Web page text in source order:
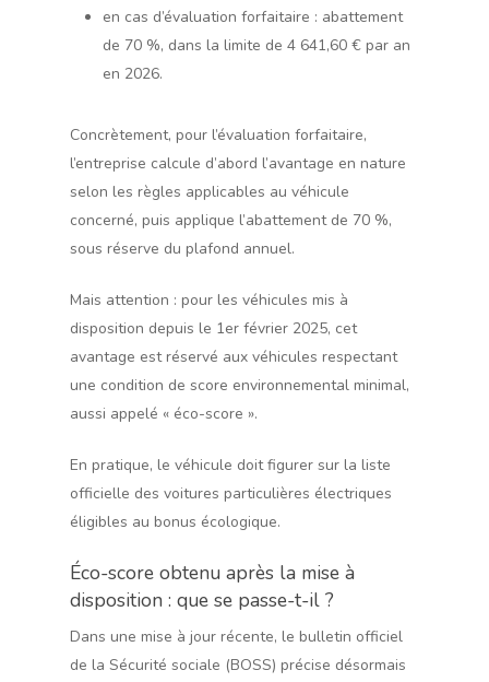
en cas d’évaluation forfaitaire : abattement
de 70 %, dans la limite de 4 641,60 € par an
en 2026.
Concrètement, pour l’évaluation forfaitaire,
l’entreprise calcule d’abord l’avantage en nature
selon les règles applicables au véhicule
concerné, puis applique l’abattement de 70 %,
sous réserve du plafond annuel.
Mais attention : pour les véhicules mis à
disposition depuis le 1er février 2025, cet
avantage est réservé aux véhicules respectant
une condition de score environnemental minimal,
aussi appelé « éco-score ».
En pratique, le véhicule doit figurer sur la liste
officielle des voitures particulières électriques
éligibles au bonus écologique.
Éco-score obtenu après la mise à
disposition : que se passe-t-il ?
Dans une mise à jour récente, le bulletin officiel
de la Sécurité sociale (BOSS) précise désormais